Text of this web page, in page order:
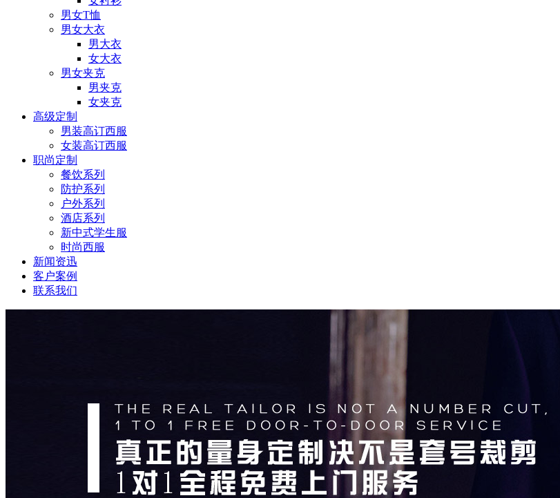
男女T恤
男女大衣
男大衣
女大衣
男女夹克
男夹克
女夹克
高级定制
男装高订西服
女装高订西服
职尚定制
餐饮系列
防护系列
户外系列
酒店系列
新中式学生服
时尚西服
新闻资迅
客户案例
联系我们